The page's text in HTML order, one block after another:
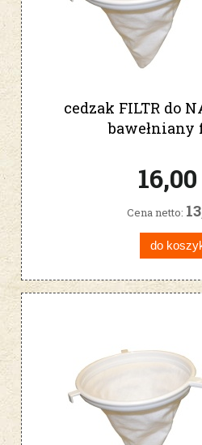
cedzak FILTR do
bawełniany
16,00
Cena netto:
do